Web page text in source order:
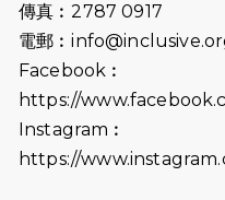
2026-06-25
（19:00
2026-06-18
猛龍長
2026-06-11
猛龍長
傳真︰2787 0917
電郵︰
Facebook︰
https://
Instagram︰
https://